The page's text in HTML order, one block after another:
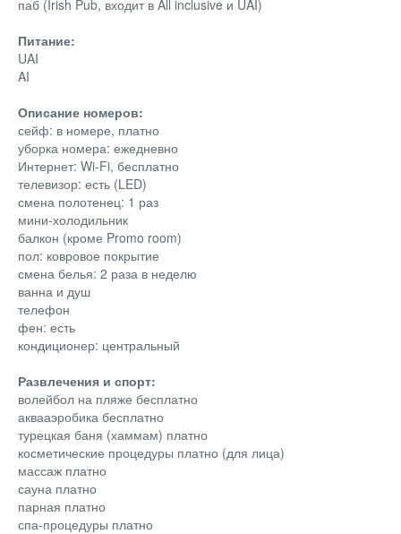
паб (Irish Pub, входит в All inclusive и UAI)
Питание:
UAI
AI
Описание номеров:
сейф: в номере, платно
уборка номера: ежедневно
Интернет: Wi-Fi, бесплатно
телевизор: есть (LED)
смена полотенец: 1 раз
мини-холодильник
балкон (кроме Promo room)
пол: ковровое покрытие
смена белья: 2 раза в неделю
ванна и душ
телефон
фен: есть
кондиционер: центральный
Развлечения и спорт:
волейбол на пляже бесплатно
аквааэробика бесплатно
турецкая баня (хаммам) платно
косметические процедуры платно (для лица)
массаж платно
сауна платно
парная платно
спа-процедуры платно